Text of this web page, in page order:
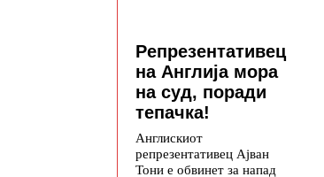
Репрезентативец
на Англија мора
на суд, поради
тепачка!
Англискиот
репрезентативец Ајван
Тони е обвинет за напад